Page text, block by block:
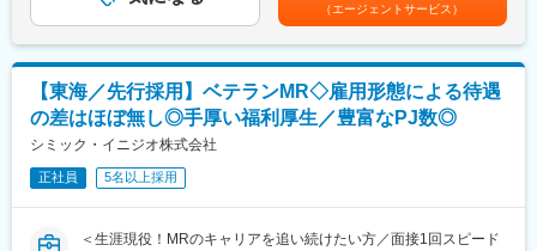
■数字で見るEPファーマライン（2025年10月時点）：
・従業員数1400名以上／入社3年以内の離職率6%
・男女比4:6
・有給取得率70%
・産休産後休暇取得率100%／育休復帰率95%
・医療系有資格者：1040名在籍
・従業員平均年齢：従業員平均年齢37.1歳
医師や医療機器を扱う医療従事者に医療機器の情報提供や販売を
行います。販売だけでなく、実際使用する際のトレーニングサポ
ートやアフターフォローまで手掛けることが特徴で、医療の現場
を実感できる活動ができます。
◎MR（医薬情報担当者）
医師や薬剤師、看護師など医療従事者に医薬品の効果や副作用な
どの情報提供や情報収集を行います。患者さんのQOL改善に向
け、日々最新情報を学習し医療の一旦を担う専門性の高い活動が
できます。
入社後は導入研修を受講。アサイン先企業の研修などフォロー体
通じて上下する可能性があります。月給(月額)は固定手当を含めた
表記です。
（エージェントサービス）
【東海／先行採用】ベテランMR◇雇用形態による待遇
の差はほぼ無し◎手厚い福利厚生／豊富なPJ数◎
シミック・イニジオ株式会社
正社員 5名以上採用
＜生涯現役！MRのキャリアを追い続けたい方／面接1回スピード